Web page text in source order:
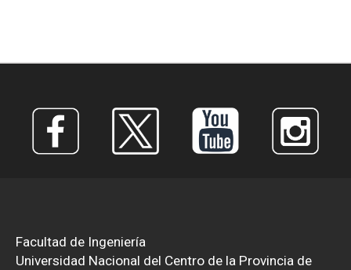
Facultad de Ingeniería
Universidad Nacional del Centro de la Provincia de